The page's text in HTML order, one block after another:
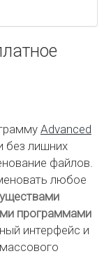
Advanced
без лишних
файлов.
любое
программами
интерфейс и